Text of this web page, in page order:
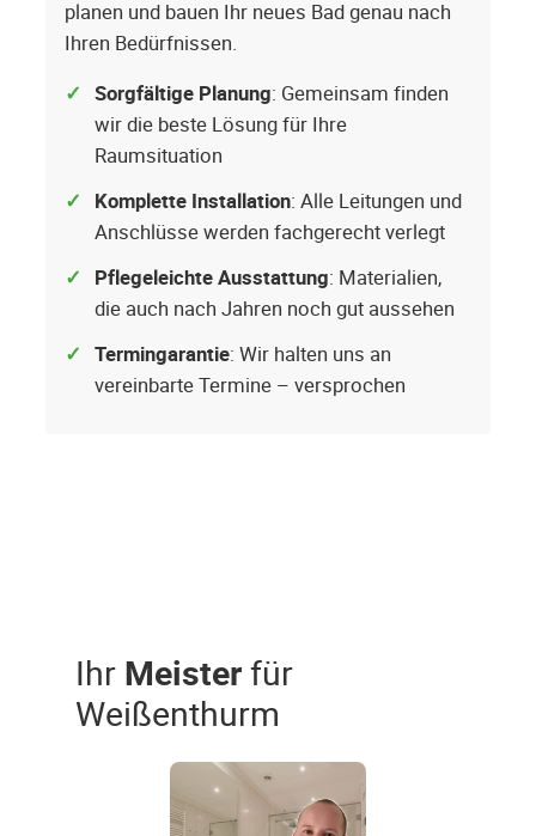
planen und bauen Ihr neues Bad genau nach
Ihren Bedürfnissen.
Sorgfältige Planung: Gemeinsam finden
wir die beste Lösung für Ihre
Raumsituation
Komplette Installation: Alle Leitungen und
Anschlüsse werden fachgerecht verlegt
Pflegeleichte Ausstattung: Materialien,
die auch nach Jahren noch gut aussehen
Termingarantie: Wir halten uns an
vereinbarte Termine – versprochen
Ihr Meisterfür
Weißenthurm